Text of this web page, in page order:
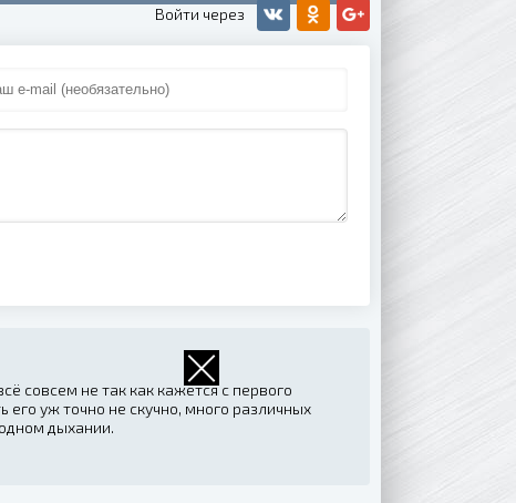
совсем не так как кажется с первого
уж точно не скучно, много различных
дыхании.